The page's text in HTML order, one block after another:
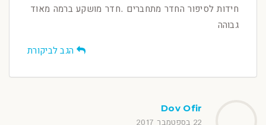
חידות לסיפור החדר מתחברים .חדר מושקע ברמה מאוד
גבוהה
הגב לביקורת
Dov Ofir
22 בספטמבר 2017